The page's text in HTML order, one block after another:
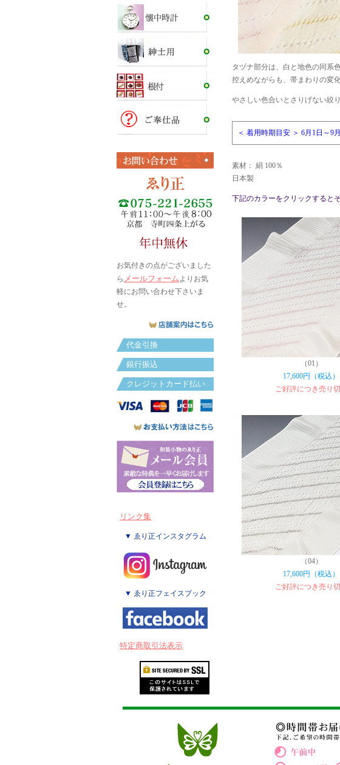
お気付きの点がございました
ら メールフォームよりお気
軽にお問い合わせ下さいま
せ。
代金引換
銀行振込
クレジットカード払い
リンク集
▼ ゑり正インスタグラム
▼ ゑり正フェイスブック
特定商取引法表示
タヅナ部分は、白と地色の同系
控えめながらも、帯まわりの変
やさしい色合いとさりげない絞
＜ 着用時期目安 ＞ 6月1日～9
素材： 絹 100％
日本製
下記のカラーをクリックすると
（01）
17,600円（税込）
ご好評につき売り
（04）
17,600円（税込）
ご好評につき売り